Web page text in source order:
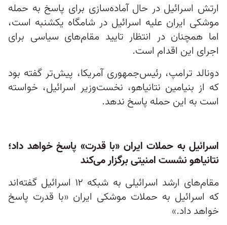
ارتش اسرائیل در حال آماده‌سازی برای پاسخ به حمله
موشکی ایران علیه اسرائیل در شامگاه یکشنبه است،
اما همچنان در انتظار تایید مقام‌های سیاسی برای
اجرای این اقدام است.
دونالد ترامپ، رئیس‌جمهوری آمریکا، پیش‌تر گفته بود
که از بنیامین نتانیاهو، نخست‌وزیر اسرائیل، خواسته
است به این حمله پاسخ ندهد.
اسرائیل به حملات ایران «با قدرت» پاسخ خواهد داد؛
نتانیاهو نشست امنیتی برگزار می‌کند
مقام‌های ارشد اسرائیلی به شبکه ۱۲ اسرائیل گفته‌اند
که اسرائیل به حملات موشکی ایران «با قدرت پاسخ
خواهد داد.»